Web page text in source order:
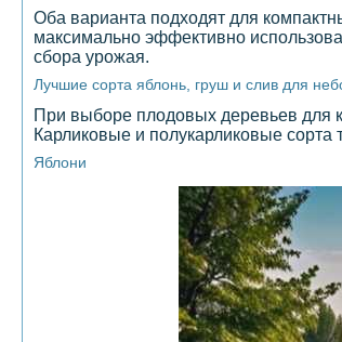
Оба варианта подходят для
максимально эффективно
сбора урожая.
Лучшие сорта яблонь, груш и слив для
При выборе плодовых деревьев для
Карликовые и полукарликовые
Яблони